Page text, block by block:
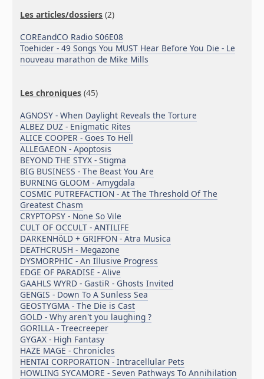
Les articles/dossiers (2)
COREandCO Radio S06E08
Toehider - 49 Songs You MUST Hear Before You Die - Le
nouveau marathon de Mike Mills
Les chroniques (45)
AGNOSY - When Daylight Reveals the Torture
ALBEZ DUZ - Enigmatic Rites
ALICE COOPER - Goes To Hell
ALLEGAEON - Apoptosis
BEYOND THE STYX - Stigma
BIG BUSINESS - The Beast You Are
BURNING GLOOM - Amygdala
COSMIC PUTREFACTION - At The Threshold Of The
Greatest Chasm
CRYPTOPSY - None So Vile
CULT OF OCCULT - ANTILIFE
DARKENHöLD + GRIFFON - Atra Musica
DEATHCRUSH - Megazone
DYSMORPHIC - An Illusive Progress
EDGE OF PARADISE - Alive
GAAHLS WYRD - GastiR - Ghosts Invited
GENGIS - Down To A Sunless Sea
GEOSTYGMA - The Die is Cast
GOLD - Why aren't you laughing ?
GORILLA - Treecreeper
GYGAX - High Fantasy
HAZE MAGE - Chronicles
HENTAI CORPORATION - Intracellular Pets
HOWLING SYCAMORE - Seven Pathways To Annihilation